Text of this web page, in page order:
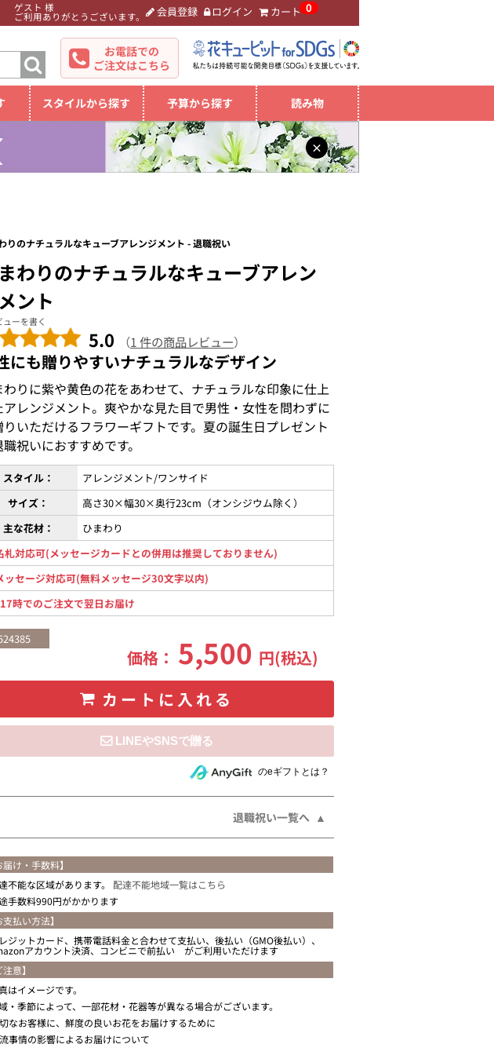
ゲスト 様
ご利用ありがとうございます。 会員登録 ログイン カート 0
お電話での
ご注文はこちら
スタイルから探す 予算から探す 読み物
×
りのナチュラルなキューブアレンジメント - 退職祝い
わりのナチュラルなキューブアレン
ント
ューを書く
5.0 （1 件の商品レビュー）
にも贈りやすいナチュラルなデザイン
わりに紫や黄色の花をあわせて、ナチュラルな印象に仕上
アレンジメント。爽やかな見た目で男性・女性を問わずに
りいただけるフラワーギフトです。夏の誕生日プレゼント
祝いにおすすめです。
スタイル：
アレンジメント/ワンサイド
サイズ：
高さ30×幅30×奥行23cm（オンシジウム除く）
主な花材：
ひまわり
対応可(メッセージカードとの併用は推奨しておりません)
セージ対応可(無料メッセージ30文字以内)
17時でのご注文で翌日お届け
価格： 5,500 円(税込)
カートに入れる
住所を知らない相手にeギフトで贈るのeギフトとは？
退職祝い一覧へ
届け・手数料】
不能な区域があります。 配達不能地域一覧はこちら
手数料990円がかかります
支払い方法】
ジットカード、携帯電話料金と合わせて支払い、後払い（GMO後払い）、
アカウント決済、コンビニで前払い がご利用いただけます
注意】
はイメージです。
・季節によって、一部花材・花器等が異なる場合がございます。
なお客様に、鮮度の良いお花をお届けするために
事情の影響によるお届けについて